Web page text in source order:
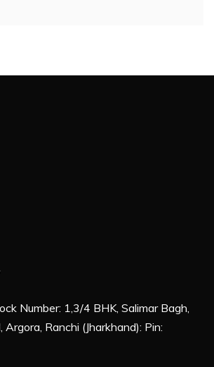
Number: 1,3/4 BHK, Salimar Bagh,
Ranchi (Jharkhand): Pin: